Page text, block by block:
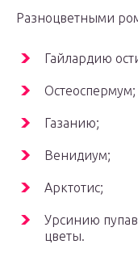
Разноцветными
Гайлардию
Остеоспермум;
Газанию;
Венидиум;
Арктотис;
Урсинию
цветы.